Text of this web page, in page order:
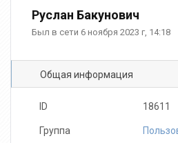
Kokosss Сергей
Руслан Бакунович
Был в сети 6 ноября 2023 г, 14:18
Общая информация
ID 18611
Группа